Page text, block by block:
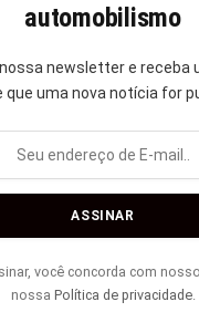
automobilismo
newsletter e receba
que uma nova notícia for
você concorda com
nossa Política de privacidade.